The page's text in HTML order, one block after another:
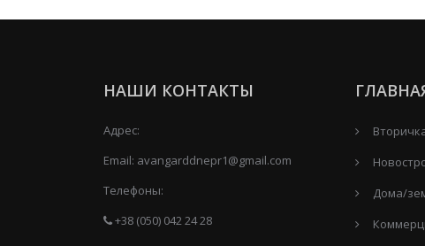
НАШИ КОНТАКТЫ
Адрес:
Email: avangarddnepr1@gmail.com
Телефоны:
+38 (050) 042 24 28
Дома/